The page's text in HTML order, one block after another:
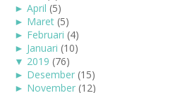
► April (5)
► Maret (5)
► Februari (4)
► Januari (10)
▼ 2019 (76)
► Desember (15)
► November (12)